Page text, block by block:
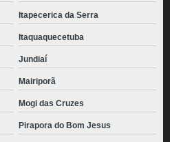
Itapecerica da Serra
Itaquaquecetuba
Jundiaí
Mairiporã
Mogi das Cruzes
Pirapora do Bom Jesus